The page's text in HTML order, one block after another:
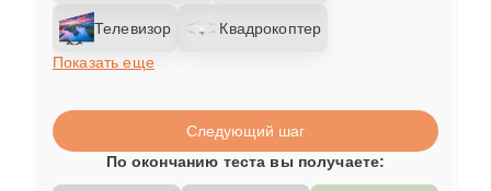
Телевизор
Квадрокоптер
Показать еще
Следующий шаг
По окончанию теста вы получаете: